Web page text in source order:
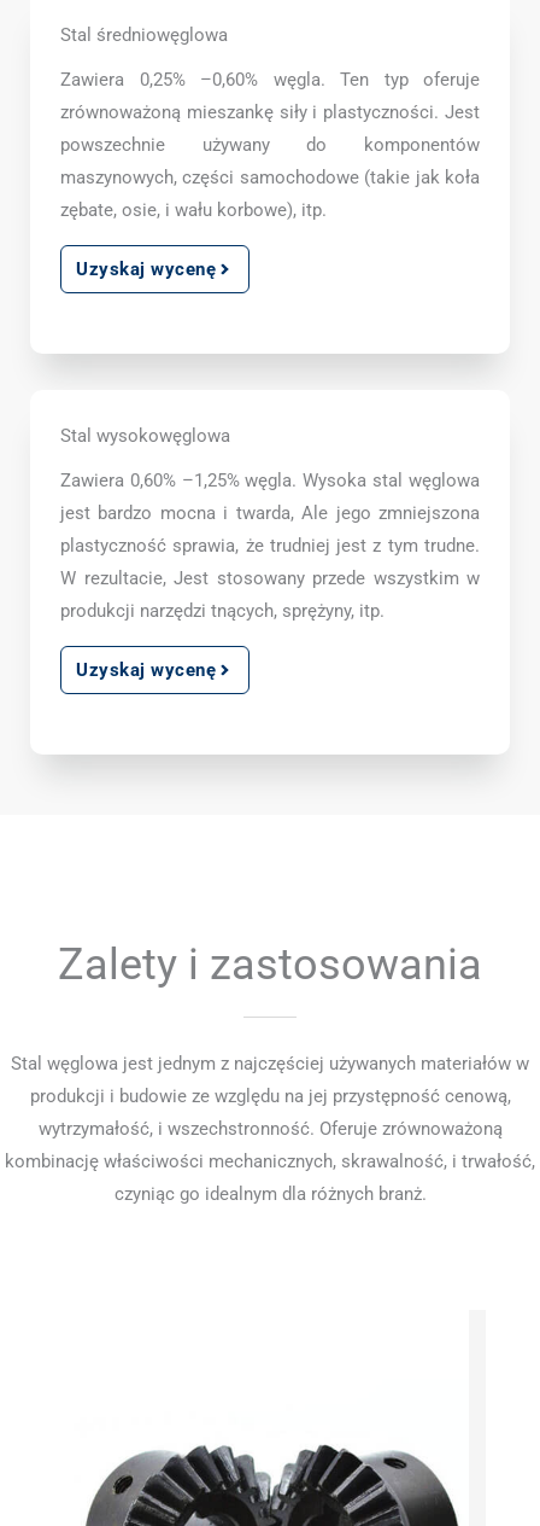
Stal średniowęglowa
Zawiera 0,25% –0,60% węgla. Ten typ oferuje
zrównoważoną mieszankę siły i plastyczności. Jest
powszechnie używany do komponentów
maszynowych, części samochodowe (takie jak koła
zębate, osie, i wału korbowe), itp.
Uzyskaj wycenę
Stal wysokowęglowa
Zawiera 0,60% –1,25% węgla. Wysoka stal węglowa
jest bardzo mocna i twarda, Ale jego zmniejszona
plastyczność sprawia, że ​​trudniej jest z tym trudne.
W rezultacie, Jest stosowany przede wszystkim w
produkcji narzędzi tnących, sprężyny, itp.
Uzyskaj wycenę
Zalety i zastosowania
Stal węglowa jest jednym z najczęściej używanych materiałów w
produkcji i budowie ze względu na jej przystępność cenową,
wytrzymałość, i wszechstronność. Oferuje zrównoważoną
kombinację właściwości mechanicznych, skrawalność, i trwałość,
czyniąc go idealnym dla różnych branż.